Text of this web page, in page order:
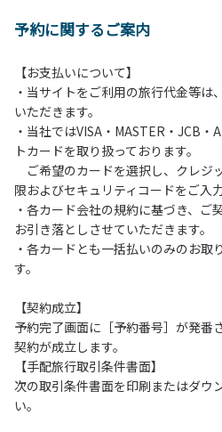
ら午前10時までの間にゴミステー
は、お持ち帰りをお願いします。
【禁止事項】
カラオケ、発電機、地面での直火
ァイヤー、打ち上げ式花火、テン
【注意事項】
当キャンプ場のそばを流れる歴
時間で増水し、川原で遊んでいる
すく、過去にも増水により人が流
（１）川原にテントやタープを張
（２）雨が降ったときは川原で遊
（３）カムイコタン公園キャンプ
流で雨が降り急に増水することが
し、濁り始めたときには直ちに川
（４）キャンプ場の管理者や地元
予約に関するご案内
【お支払いについて】
・当サイトをご利用の旅行代金等は
いただきます。
・当社ではVISA・MASTER・JCB・
トカードを取り扱っております。
ご希望のカードを選択し、クレジ
限およびセキュリティコードをご入
・各カード会社の規約に基づき、ご
お引き落としさせていただきます。
・各カードとも一括払いのみのお取
す。
【契約成立】
予約完了画面に［予約番号］が発番
契約が成立します。
【手配旅行取引条件書面】
次の取引条件書面を印刷またはダウ
い。